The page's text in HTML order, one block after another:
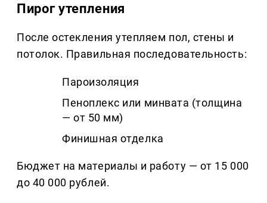
Пирог утепления
После остекления утепляем пол, стены и
потолок. Правильная последовательность:
Пароизоляция
Пеноплекс или минвата (толщина
— от 50 мм)
Финишная отделка
Бюджет на материалы и работу — от 15 000
до 40 000 рублей.